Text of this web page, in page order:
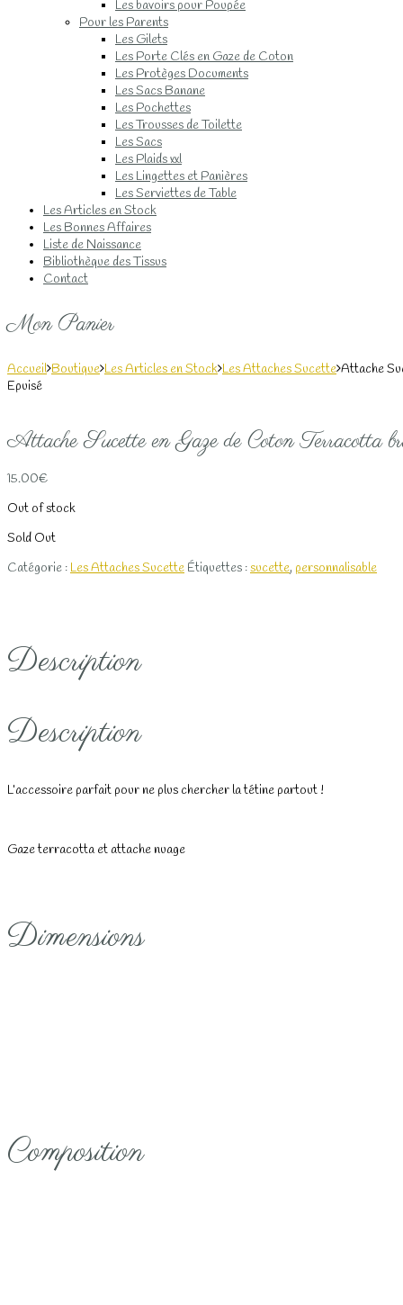
Les bavoirs pour Poupée
Pour les Parents
Les Gilets
Les Porte Clés en Gaze de Coton
Les Protèges Documents
Les Sacs Banane
Les Pochettes
Les Trousses de Toilette
Les Sacs
Les Plaids xxl
Les Lingettes et Panières
Les Serviettes de Table
Les Articles en Stock
Les Bonnes Affaires
Liste de Naissance
Bibliothèque des Tissus
Contact
Mon Panier
Accueil Boutique Les Articles en Stock Les Attaches Sucette Attache
Epuisé
Attache Sucette en Gaze de Coton Terracotta
15.00€
Out of stock
Sold Out
Catégorie :Les Attaches Sucette Étiquettes :sucette, personnalisable
Description
Description
L’accessoire parfait pour ne plus chercher la tétine partout !
Gaze terracotta et attache nuage
Dimensions
Composition